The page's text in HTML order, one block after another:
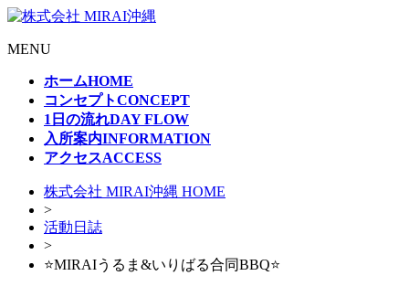
MENU
ホームHOME
コンセプトCONCEPT
1日の流れDAY FLOW
入所案内INFORMATION
アクセスACCESS
株式会社 MIRAI沖縄 HOME
>
活動日誌
>
⭐️MIRAIうるま&いりばる合同BBQ⭐️